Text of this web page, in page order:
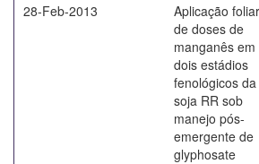
28-Feb-2013
Aplicação foliar
de doses de
manganês em
dois estádios
fenológicos da
soja RR sob
manejo pós-
emergente de
glyphosate